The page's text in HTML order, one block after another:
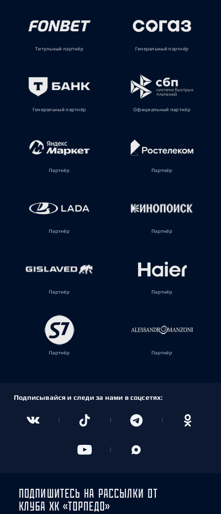
Титульный партнёр Генеральный партнёр
Генеральный партнёр Официальный партнёр
Партнёр Партнёр
Партнёр Партнёр
Партнёр Партнёр
Партнёр Партнёр
Подписывайся и следи за нами в соцсетях:
ПОДПИШИТЕСЬ НА РАССЫЛКИ ОТ
КЛУБА ХК «ТОРПЕДО»